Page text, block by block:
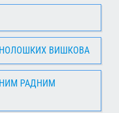
ВИШКОВА
РАДНИМ